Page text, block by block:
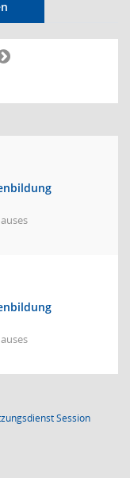
Session(Wird in